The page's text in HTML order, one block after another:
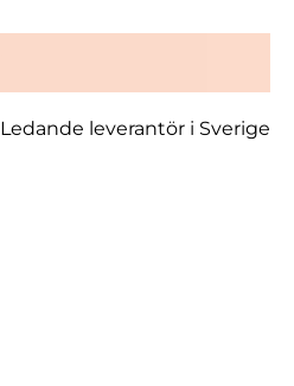
Ledande leverantör i Sverige